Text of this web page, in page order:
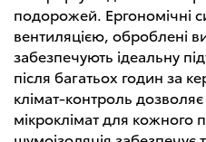
подорожей. Ергономічні
вентиляцією, оброблені
забезпечують ідеальну
після багатьох годин за
клімат-контроль
мікроклімат для